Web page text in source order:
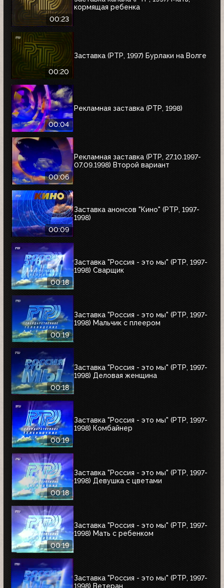
00:23
кормящая ребенка
00:20
Заставка (РТР, 1997) Бурлаки на Волге
00:04
Рекламная заставка (РТР, 1998)
00:06
Рекламная заставка (РТР, 27.10.1997-
07.09.1998) Второй вариант
00:09
Заставка анонсов "Кино" (РТР, 1997-
1998)
00:18
Заставка "Россия - это мы" (РТР, 1997-
1998) Сварщик
00:19
Заставка "Россия - это мы" (РТР, 1997-
1998) Мальчик с плеером
00:18
Заставка "Россия - это мы" (РТР, 1997-
1998) Деловая женщина
00:19
Заставка "Россия - это мы" (РТР, 1997-
1998) Комбайнер
00:18
Заставка "Россия - это мы" (РТР, 1997-
1998) Девушка с цветами
00:19
Заставка "Россия - это мы" (РТР, 1997-
1998) Мать с ребенком
Заставка "Россия - это мы" (РТР, 1997-
1998) Ветеран